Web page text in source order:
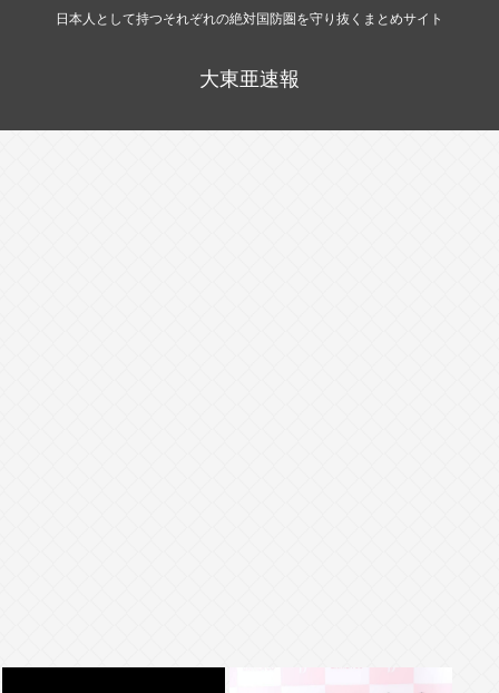
日本人として持つそれぞれの絶対国防圏を守り抜くまとめサイト
大東亜速報